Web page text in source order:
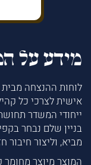
מידע על
לוחות ההנצחה
אישית לצרכי כל
ייחודי המשדר
בניין שלם נבחר
מביא, וליצור חיבור
המוצר מיוצר